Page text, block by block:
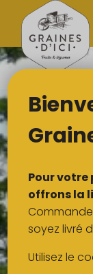
Pour votre
offrons la
soyez livré
Utilisez le